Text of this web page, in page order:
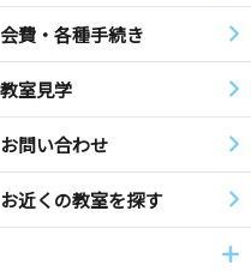
会費・各種手続き
教室見学
お問い合わせ
お近くの教室を探す